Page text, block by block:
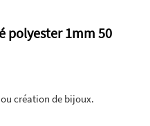
polyester 1mm 50
création de bijoux.